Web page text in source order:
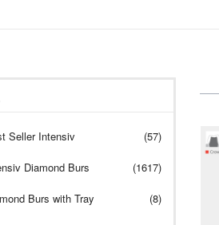
Seller Intensiv (57)
Diamond Burs (1617)
Burs with Tray (8)